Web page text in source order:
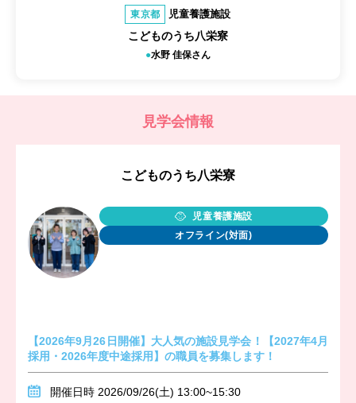
東京都 児童養護施設
こどものうち八栄寮
水野 佳保さん
見学会情報
こどものうち八栄寮
児童養護施設
オフライン(対面)
【2026年9月26日開催】大人気の施設見学会！【2027年4月
採用・2026年度中途採用】の職員を募集します！
開催日時 2026/09/26(土) 13:00~15:30